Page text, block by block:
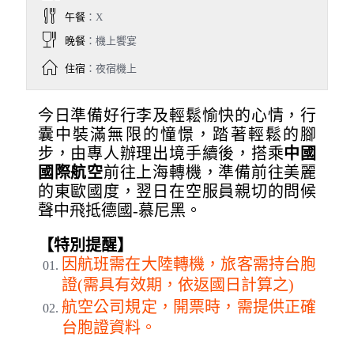
午餐：X
晚餐：機上饗宴
住宿：夜宿機上
今日準備好行李及輕鬆愉快的心情，行
囊中裝滿無限的憧憬，踏著輕鬆的腳
步，由專人辦理出境手續後，搭乘中國
國際航空前往上海轉機，準備前往美麗
的東歐國度，翌日在空服員親切的問候
聲中飛抵德國-慕尼黑。
【特別提醒】
因航班需在大陸轉機，旅客需持台胞
證(需具有效期，依返國日計算之)
航空公司規定，開票時，需提供正確
台胞證資料。